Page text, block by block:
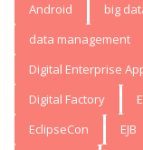
Android big
data management
Digital Enterprise
Digital Factory
EclipseCon
EJB